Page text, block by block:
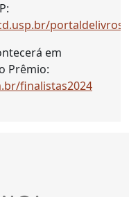
em
Prêmio:
finalistas2024